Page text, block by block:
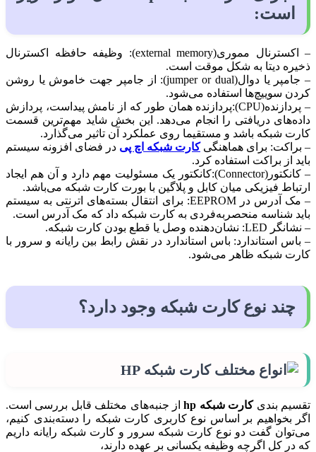
است:
– اکسترنال مموری(external memory): وظیفه حافظه اکسترنال
ذخیره دیتا به شکل موقت است.
– جامپر یا دوال(jumper or dual): از جامپر جهت خاموش یا روشن
کردن سوییچ‌ها استفاده می‌شود.
– پردازنده(CPU):پردازنده همان طور که از نامش پیداست، پردازش
داده‌های دریافتی را انجام می‌دهد. این بخش شاید مهم‌ترین قسمت
کارت شبکه باشد و مستقیما روی عملکرد آن تاثیر می‌گذارد.
– براکت: برای هماهنگیکارت شبکه اچ پی در فضای افزونه سیستم
باید از براکت استفاده کرد.
– کانکتور(Connector):کانکتور یک مسئولیت مهم دارد و آن هم ایجاد
ارتباط فیزیکی میان کابل و پلاگین با بورت کارت شبکه می‌باشد.
– مک آدرس در EEPROM: برای انتقال بسته‌های اترنتی به سیستم
باید شناسه منحصربه‌فردی به کارت شبکه داد که مک آدرس است.
– نشانگر LED: نشان‌دهنده وصل یا قطع بودن کارت شبکه.
– باس استاندارد: باس استاندارد در نقش رابط بین رایانه و سرور با
کارت شبکه ظاهر می‌شود.
چند نوع کارت شبکه وجود دارد؟
تقسیم بندیکارت شبکه hp
از جنبه‌های مختلف قابل بررسی است.
اگر بخواهیم بر اساس نوع کاربری کارت شبکه را دسته‌بندی کنیم،
می‌توان گفت دو نوع کارت شبکه سرور و کارت شبکه رایانه داریم
که در کل اگرچه وظیفه یکسانی بر عهده دارند،